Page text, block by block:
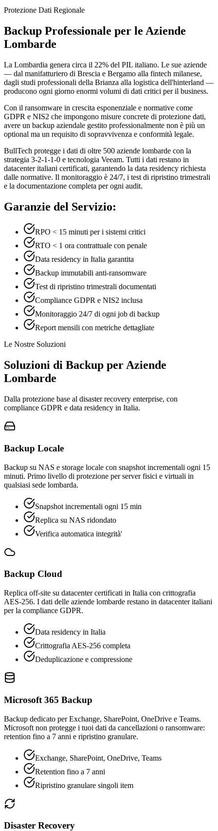
Protezione Dati Regionale
Backup Professionale per le Aziende
Lombarde
La Lombardia genera circa il 22% del PIL italiano. Le sue aziende
— dal manifatturiero di Brescia e Bergamo alla fintech milanese,
dagli studi professionali della Brianza alla logistica dell'hinterland —
producono ogni giorno enormi volumi di dati critici per il business.
Con il ransomware in crescita esponenziale e normative come
GDPR e NIS2 che impongono misure concrete di protezione dati,
avere un backup aziendale gestito professionalmente non è più un
optional ma un requisito di sopravvivenza e conformità legale.
BullTech protegge i dati di oltre 500 aziende lombarde con la
strategia 3-2-1-1-0 e tecnologia Veeam. Tutti i dati restano in
datacenter italiani certificati, garantendo la data residency richiesta
dalle normative. Il monitoraggio è 24/7, i test di ripristino trimestrali
e la documentazione completa per ogni audit.
Garanzie del Servizio:
RPO < 15 minuti per i sistemi critici
RTO < 1 ora contrattuale con penale
Data residency in Italia garantita
Backup immutabili anti-ransomware
Test di ripristino trimestrali documentati
Compliance GDPR e NIS2 inclusa
Monitoraggio 24/7 di ogni job di backup
Report mensili con metriche dettagliate
Le Nostre Soluzioni
Soluzioni di Backup per Aziende
Lombarde
Dalla protezione base al disaster recovery enterprise, con
compliance GDPR e data residency in Italia.
Backup Locale
Backup su NAS e storage locale con snapshot incrementali ogni 15
minuti. Primo livello di protezione per server fisici e virtuali in
qualsiasi sede lombarda.
Snapshot incrementali ogni 15 min
Replica su NAS ridondato
Verifica automatica integrità'
Backup Cloud
Replica off-site su datacenter certificati in Italia con crittografia
AES-256. I dati delle aziende lombarde restano in datacenter italiani
per la compliance GDPR.
Data residency in Italia
Crittografia AES-256 completa
Deduplicazione e compressione
Microsoft 365 Backup
Backup dedicato per Exchange, SharePoint, OneDrive e Teams.
Microsoft non protegge i tuoi dati da cancellazioni o ransomware:
retention fino a 7 anni e ripristino granulare.
Exchange, SharePoint, OneDrive, Teams
Retention fino a 7 anni
Ripristino granulare singoli item
Disaster Recovery